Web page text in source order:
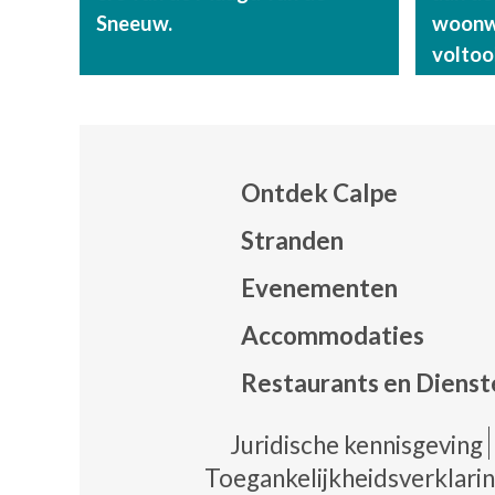
Sneeuw.
Ontdek Calpe
Stranden
Evenementen
Accommodaties
Restaurants en
Pie
Juridische kennisgeving